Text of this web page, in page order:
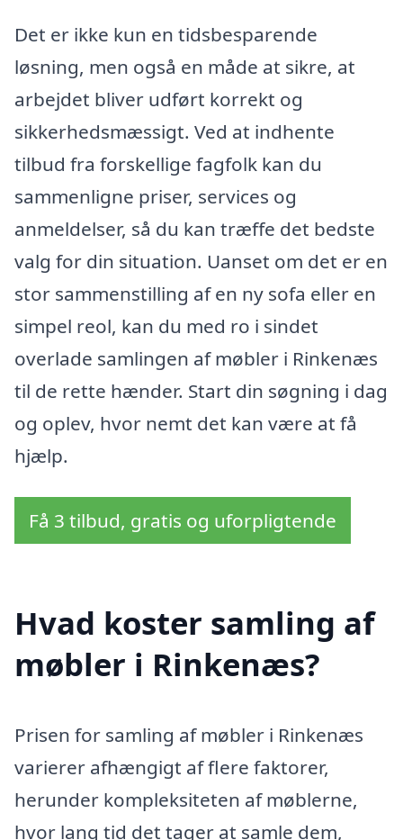
Det er ikke kun en tidsbesparende
løsning, men også en måde at sikre, at
arbejdet bliver udført korrekt og
sikkerhedsmæssigt. Ved at indhente
tilbud fra forskellige fagfolk kan du
sammenligne priser, services og
anmeldelser, så du kan træffe det bedste
valg for din situation. Uanset om det er en
stor sammenstilling af en ny sofa eller en
simpel reol, kan du med ro i sindet
overlade samlingen af møbler i Rinkenæs
til de rette hænder. Start din søgning i dag
og oplev, hvor nemt det kan være at få
hjælp.
Få 3 tilbud, gratis og uforpligtende
Hvad koster samling af
møbler i Rinkenæs?
Prisen for samling af møbler i Rinkenæs
varierer afhængigt af flere faktorer,
herunder kompleksiteten af møblerne,
hvor lang tid det tager at samle dem,